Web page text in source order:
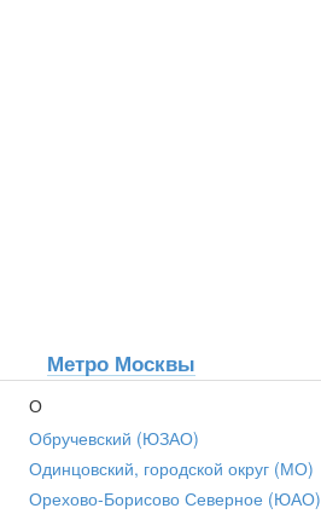
Метро Москвы
О
Обручевский (ЮЗАО)
Одинцовский, городской округ (МО)
Орехово-Борисово Северное (ЮАО)